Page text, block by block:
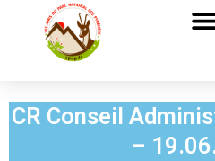
CR Conseil
–